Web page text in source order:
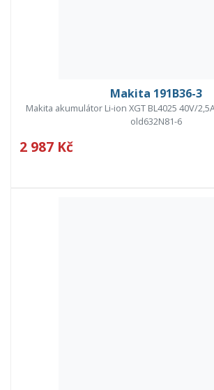
Makita 191B36-3
Makita akumulátor Li-ion XGT BL4025 40V/
old632N81-6
2 987 Kč